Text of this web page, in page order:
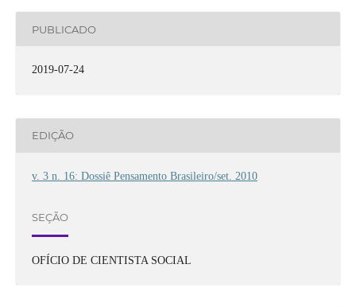
PUBLICADO
2019-07-24
EDIÇÃO
v. 3 n. 16: Dossiê Pensamento Brasileiro/set. 2010
SEÇÃO
OFÍCIO DE CIENTISTA SOCIAL